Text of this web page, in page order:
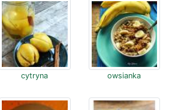
cytryna owsianka